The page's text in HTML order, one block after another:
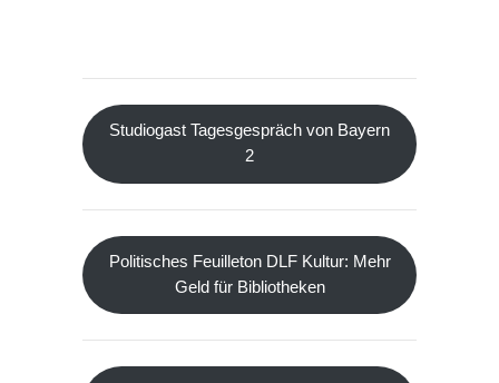
Studiogast Tagesgespräch von Bayern
2
Politisches Feuilleton DLF Kultur: Mehr
Geld für Bibliotheken